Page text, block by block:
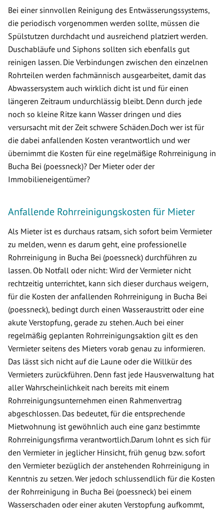
Bei einer sinnvollen Reinigung des Entwässerungssystems,
die periodisch vorgenommen werden sollte, müssen die
Spülstutzen durchdacht und ausreichend platziert werden.
Duschabläufe und Siphons sollten sich ebenfalls gut
reinigen lassen. Die Verbindungen zwischen den einzelnen
Rohrteilen werden fachmännisch ausgearbeitet, damit das
Abwassersystem auch wirklich dicht ist und für einen
längeren Zeitraum undurchlässig bleibt. Denn durch jede
noch so kleine Ritze kann Wasser dringen und dies
versursacht mit der Zeit schwere Schäden.Doch wer ist für
die dabei anfallenden Kosten verantwortlich und wer
übernimmt die Kosten für eine regelmäßige Rohrreinigung in
Bucha Bei (poessneck)? Der Mieter oder der
Immobilieneigentümer?
Anfallende Rohrreinigungskosten für Mieter
Als Mieter ist es durchaus ratsam, sich sofort beim Vermieter
zu melden, wenn es darum geht, eine professionelle
Rohrreinigung in Bucha Bei (poessneck) durchführen zu
lassen. Ob Notfall oder nicht: Wird der Vermieter nicht
rechtzeitig unterrichtet, kann sich dieser durchaus weigern,
für die Kosten der anfallenden Rohrreinigung in Bucha Bei
(poessneck), bedingt durch einen Wasseraustritt oder eine
akute Verstopfung, gerade zu stehen. Auch bei einer
regelmäßig geplanten Rohrreinigungsaktion gilt es den
Vermieter seitens des Mieters vorab genau zu informieren.
Das lässt sich nicht auf die Laune oder die Willkür des
Vermieters zurückführen. Denn fast jede Hausverwaltung hat
aller Wahrscheinlichkeit nach bereits mit einem
Rohrreinigungsunternehmen einen Rahmenvertrag
abgeschlossen. Das bedeutet, für die entsprechende
Mietwohnung ist gewöhnlich auch eine ganz bestimmte
Rohrreinigungsfirma verantwortlich.Darum lohnt es sich für
den Vermieter in jeglicher Hinsicht, früh genug bzw. sofort
den Vermieter bezüglich der anstehenden Rohrreinigung in
Kenntnis zu setzen. Wer jedoch schlussendlich für die Kosten
der Rohrreinigung in Bucha Bei (poessneck) bei einem
Wasserschaden oder einer akuten Verstopfung aufkommt,